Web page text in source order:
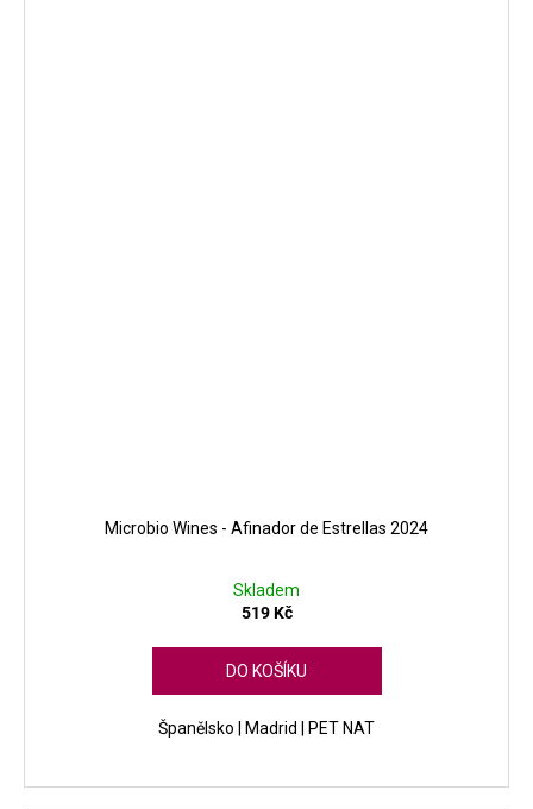
Microbio Wines - Afinador de Estrellas 2024
Skladem
519 Kč
DO KOŠÍKU
Španělsko | Madrid | PET NAT